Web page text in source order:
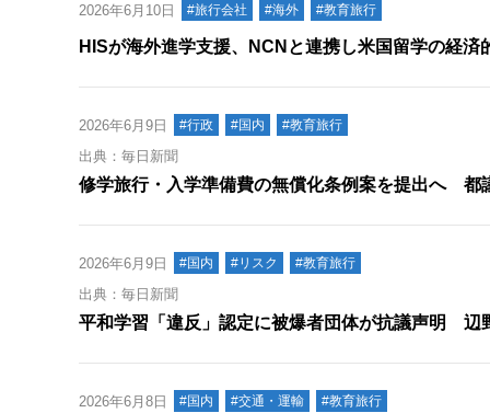
2026年6月10日 #旅行会社 #海外 #教育旅行
HISが海外進学支援、NCNと連携し米国留学の経済
2026年6月9日 #行政 #国内 #教育旅行
出典：毎日新聞
修学旅行・入学準備費の無償化条例案を提出へ 都
2026年6月9日 #国内 #リスク #教育旅行
出典：毎日新聞
平和学習「違反」認定に被爆者団体が抗議声明 辺
2026年6月8日 #国内 #交通・運輸 #教育旅行